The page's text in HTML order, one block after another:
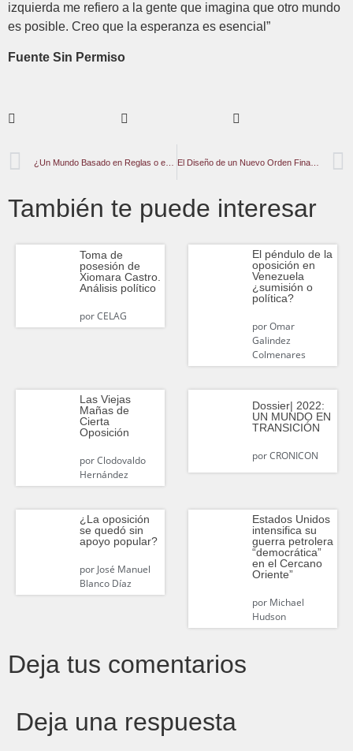
izquierda me refiero a la gente que imagina que otro mundo
es posible. Creo que la esperanza es esencial”
Fuente Sin Permiso
El Diseño de un Nuevo Orden Financiero Fnternacional
También te puede interesar
Toma de
posesión de
Xiomara Castro.
Análisis político
porCELAG
El péndulo de la
oposición en
Venezuela
¿sumisión o
política?
porOmar
Galindez
Colmenares
Las Viejas
Mañas de
Cierta
Oposición
porClodovaldo
Hernández
Dossier| 2022:
UN MUNDO EN
TRANSICIÓN
porCRONICON
¿La oposición
se quedó sin
apoyo popular?
porJosé Manuel
Blanco Díaz
Estados Unidos
intensifica su
guerra petrolera
“democrática”
en el Cercano
Oriente”
porMichael
Hudson
Deja tus comentarios
Deja una respuesta